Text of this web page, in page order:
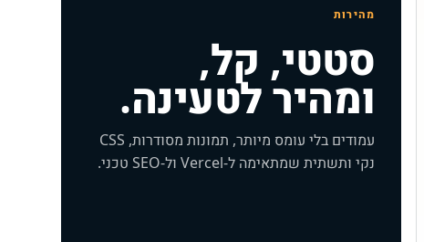
מהירות
סטטי, קל,
ומהיר לטעינה.
עמודים בלי עומס מיותר, תמונות מסודרות, CSS
נקי ותשתית שמתאימה ל-Vercel ול-SEO טכני.